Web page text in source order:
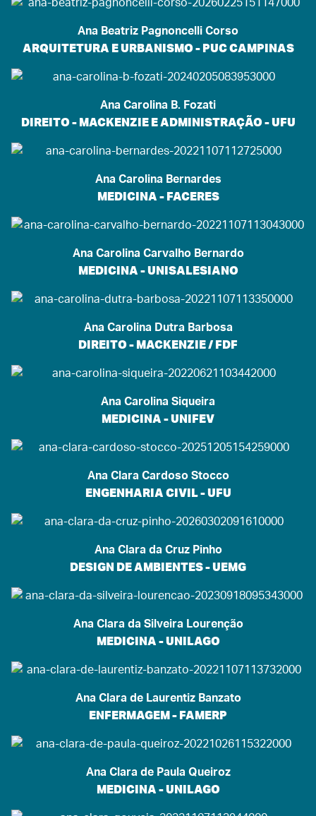
Ana Beatriz Pagnoncelli Corso
ARQUITETURA E URBANISMO - PUC CAMPINAS
Ana Carolina B. Fozati
DIREITO - MACKENZIE E ADMINISTRAÇÃO - UFU
Ana Carolina Bernardes
MEDICINA - FACERES
Ana Carolina Carvalho Bernardo
MEDICINA - UNISALESIANO
Ana Carolina Dutra Barbosa
DIREITO - MACKENZIE / FDF
Ana Carolina Siqueira
MEDICINA - UNIFEV
Ana Clara Cardoso Stocco
ENGENHARIA CIVIL - UFU
Ana Clara da Cruz Pinho
DESIGN DE AMBIENTES - UEMG
Ana Clara da Silveira Lourenção
MEDICINA - UNILAGO
Ana Clara de Laurentiz Banzato
ENFERMAGEM - FAMERP
Ana Clara de Paula Queiroz
MEDICINA - UNILAGO